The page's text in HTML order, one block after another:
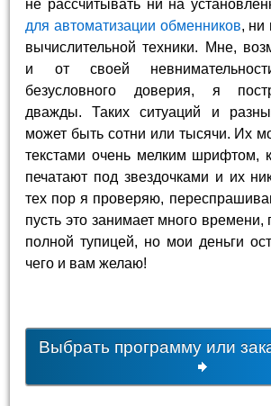
не рассчитывать ни на
для автоматизации обменников, ни
вычислительной техники. Мне,
и от своей
безусловного доверия, я
дважды. Таких ситуаций и
может быть сотни или тысячи. Их
текстами очень мелким шрифтом,
печатают под звездочками и их
тех пор я проверяю,
пусть это занимает много времени,
полной тупицей, но мои деньги
чего и вам желаю!
Выбрать программу или